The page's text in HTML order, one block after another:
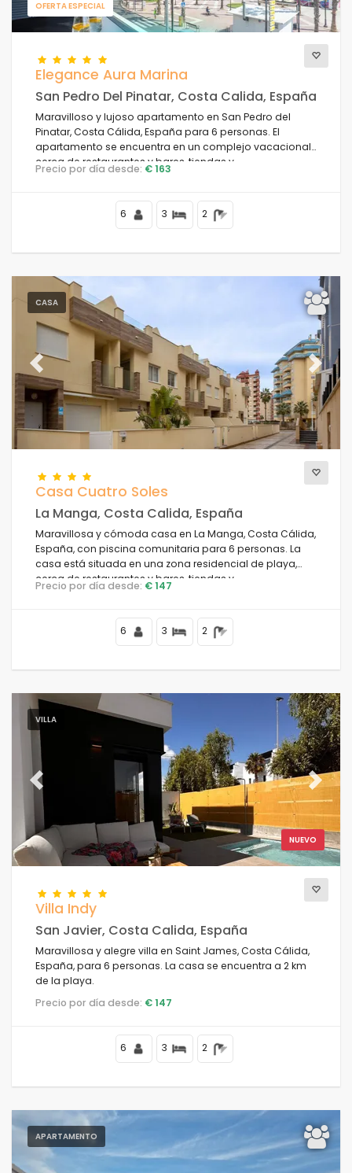
OFERTA ESPECIAL
Elegance Aura Marina
San Pedro Del Pinatar, Costa Calida, España
Maravilloso y lujoso apartamento en San Pedro del
Pinatar, Costa Cálida, España para 6 personas. El
apartamento se encuentra en un complejo vacacional,
cerca de restaurantes y bares, tiendas y
supermercados, y a 100 m de la playa.
Precio por día desde: € 163
6 3 2
CASA
Previous Next
Casa Cuatro Soles
La Manga, Costa Calida, España
Maravillosa y cómoda casa en La Manga, Costa Cálida,
España, con piscina comunitaria para 6 personas. La
casa está situada en una zona residencial de playa,
cerca de restaurantes y bares, tiendas y
supermercados, y se encuentra a 100 m de la playa.
Precio por día desde: € 147
6 3 2
VILLA
NUEVO
Previous Next
Villa Indy
San Javier, Costa Calida, España
Maravillosa y alegre villa en Saint James, Costa Cálida,
España, para 6 personas. La casa se encuentra a 2 km
de la playa.
Precio por día desde: € 147
6 3 2
APARTAMENTO